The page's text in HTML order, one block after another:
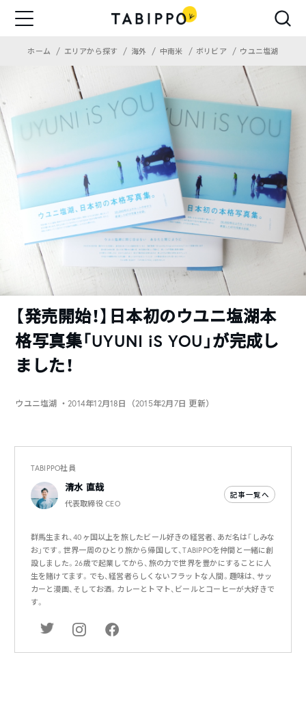
ホーム エリアから探す 海外 中南米 ボリビア ウユニ塩湖
【発売開始！】日本初のウユニ塩湖本
格写真集「UYUNI iS YOU」が完成し
ました！
ウユニ塩湖 ・2014年12月18日（2015年2月7日 更新）
TABIPPO社員
清水 直哉
代表取締役 CEO
記事一覧へ
群馬生まれ、40ヶ国以上を旅したビール好きの経営者、あだ名は「しみな
お」です。世界一周のひとり旅から帰国して、TABIPPOを仲間と一緒に創
設しました。26歳で起業してから、旅の力で世界を豊かにすることに人
生を賭けてます。でも、経営者らしくないフラットな人間。趣味は、サッ
カーと漫画、そしてお酒。カレーとトマト、ビールとコーヒーが大好きで
す。